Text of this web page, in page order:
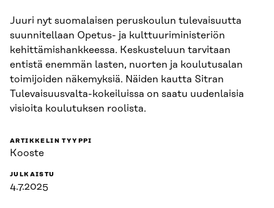
Juuri nyt suomalaisen peruskoulun tulevaisuutta
suunnitellaan Opetus- ja kulttuuriministeriön
kehittämishankkeessa. Keskusteluun tarvitaan
entistä enemmän lasten, nuorten ja koulutusalan
toimijoiden näkemyksiä. Näiden kautta Sitran
Tulevaisuusvalta-kokeiluissa on saatu uudenlaisia
visioita koulutuksen roolista.
ARTIKKELIN TYYPPI
Kooste
JULKAISTU
4.7.2025